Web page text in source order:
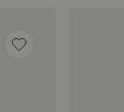
Guardar en